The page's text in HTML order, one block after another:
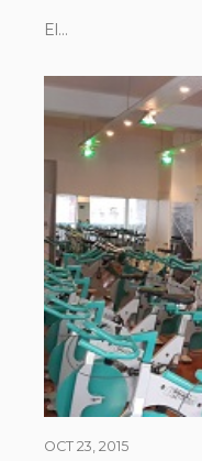
El...
OCT 23, 2015